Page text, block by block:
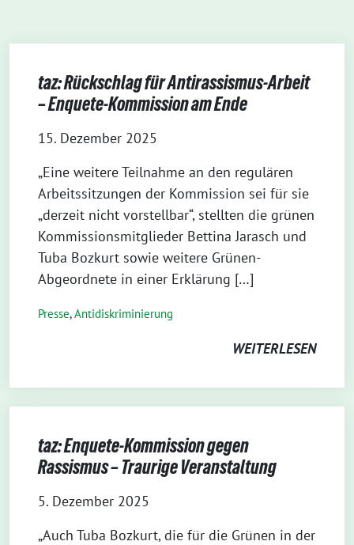
taz: Rückschlag für Antirassismus-Arbeit
– Enquete-Kommission am Ende
15. Dezember 2025
„Eine weitere Teilnahme an den regulären
Arbeitssitzungen der Kommission sei für sie
„derzeit nicht vorstellbar“, stellten die grünen
Kommissionsmitglieder Bettina Jarasch und
Tuba Bozkurt sowie weitere Grünen-
Abgeordnete in einer Erklärung […]
Presse,Antidiskriminierung
WEITERLESEN
taz: Enquete-Kommission gegen
Rassismus – Traurige Veranstaltung
5. Dezember 2025
„Auch Tuba Bozkurt, die für die Grünen in der